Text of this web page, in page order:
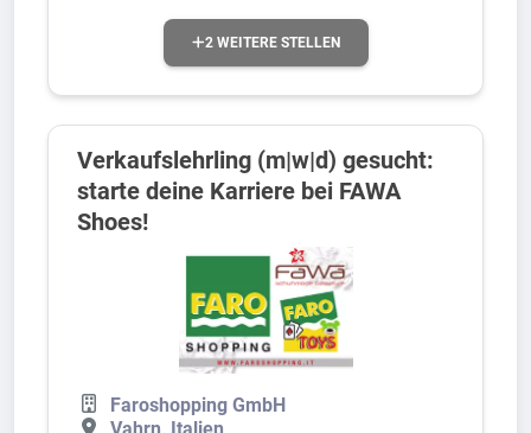
2 WEITERE STELLEN
Verkaufslehrling (m|w|d) gesucht:
starte deine Karriere bei FAWA
Shoes!
Faroshopping GmbH